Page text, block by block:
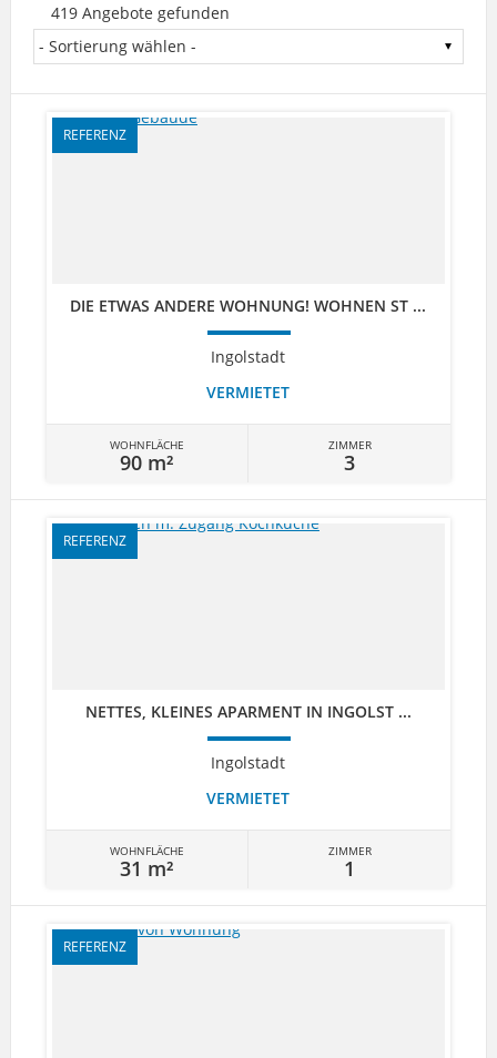
419 Angebote gefunden
REFERENZ
DIE ETWAS ANDERE WOHNUNG! WOHNEN ST ...
Ingolstadt
VERMIETET
WOHNFLÄCHE
90 m²
ZIMMER
3
REFERENZ
NETTES, KLEINES APARMENT IN INGOLST ...
Ingolstadt
VERMIETET
WOHNFLÄCHE
31 m²
ZIMMER
1
REFERENZ